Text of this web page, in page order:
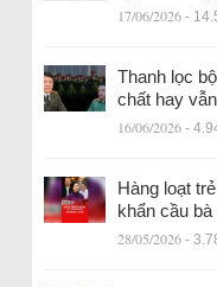
17/06/2026 -
Thanh lọc
chất hay
16/06/2026 -
Hàng loạt
khẩn cầu
28/05/2026 -